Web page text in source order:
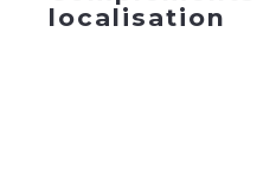
localisation